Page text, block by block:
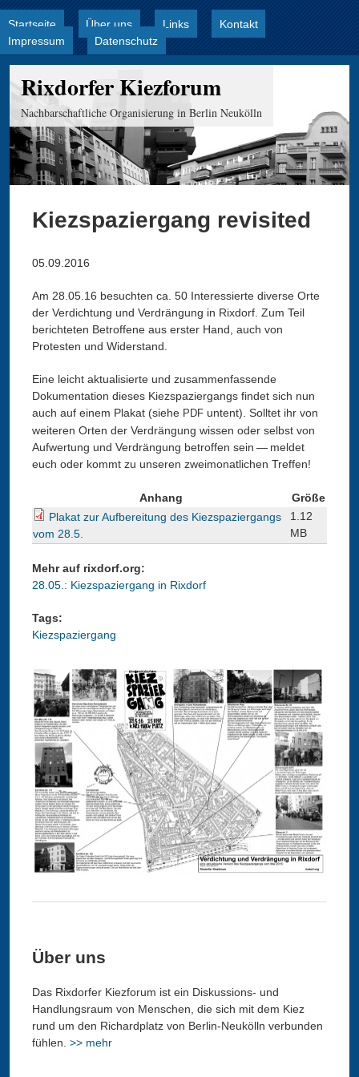
Jump to navigation
Hauptmenü
Startseite Über uns Links
Kontakt
Impressum
Datenschutz
Rixdorfer Kiezforum
Nachbarschaftliche Organisierung in Berlin Neukölln
Kiezspaziergang revisited
05.09.2016
Am 28.05.16 besuchten ca. 50 Interessierte diverse Orte
der Verdichtung und Verdrängung in Rixdorf. Zum Teil
berichteten Betroffene aus erster Hand, auch von
Protesten und Widerstand.
Eine leicht aktualisierte und zusammenfassende
Dokumentation dieses Kiezspaziergangs findet sich nun
auch auf einem Plakat (siehe PDF untent). Solltet ihr von
weiteren Orten der Verdrängung wissen oder selbst von
Aufwertung und Verdrängung betroffen sein — meldet
euch oder kommt zu unseren zweimonatlichen Treffen!
Anhang
Größe
Plakat zur Aufbereitung des Kiezspaziergangs
vom 28.5.
1.12
MB
Mehr auf rixdorf.org:
28.05.: Kiezspaziergang in Rixdorf
Tags:
Kiezspaziergang
Über uns
Das Rixdorfer Kiezforum ist ein Diskussions- und
Handlungsraum von Menschen, die sich mit dem Kiez
rund um den Richardplatz von Berlin-Neukölln verbunden
fühlen. >> mehr